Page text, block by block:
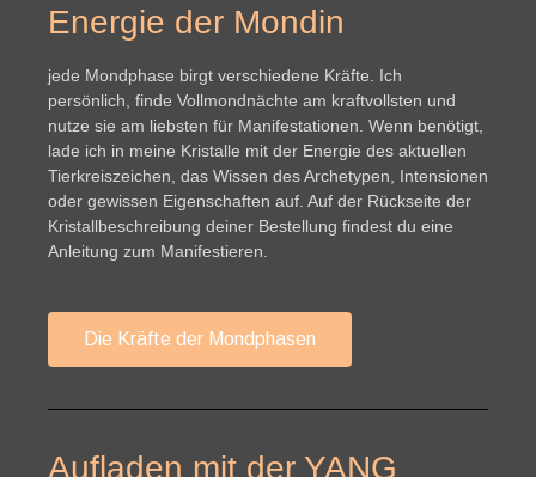
Energie der Mondin
jede Mondphase birgt verschiedene Kräfte. Ich
persönlich, finde Vollmondnächte am kraftvollsten und
nutze sie am liebsten für Manifestationen. Wenn benötigt,
lade ich in meine Kristalle mit der Energie des aktuellen
Tierkreiszeichen, das Wissen des Archetypen, Intensionen
oder gewissen Eigenschaften auf. Auf der Rückseite der
Kristallbeschreibung deiner Bestellung findest du eine
Anleitung zum Manifestieren.
Die Kräfte der Mondphasen
Aufladen mit der YANG